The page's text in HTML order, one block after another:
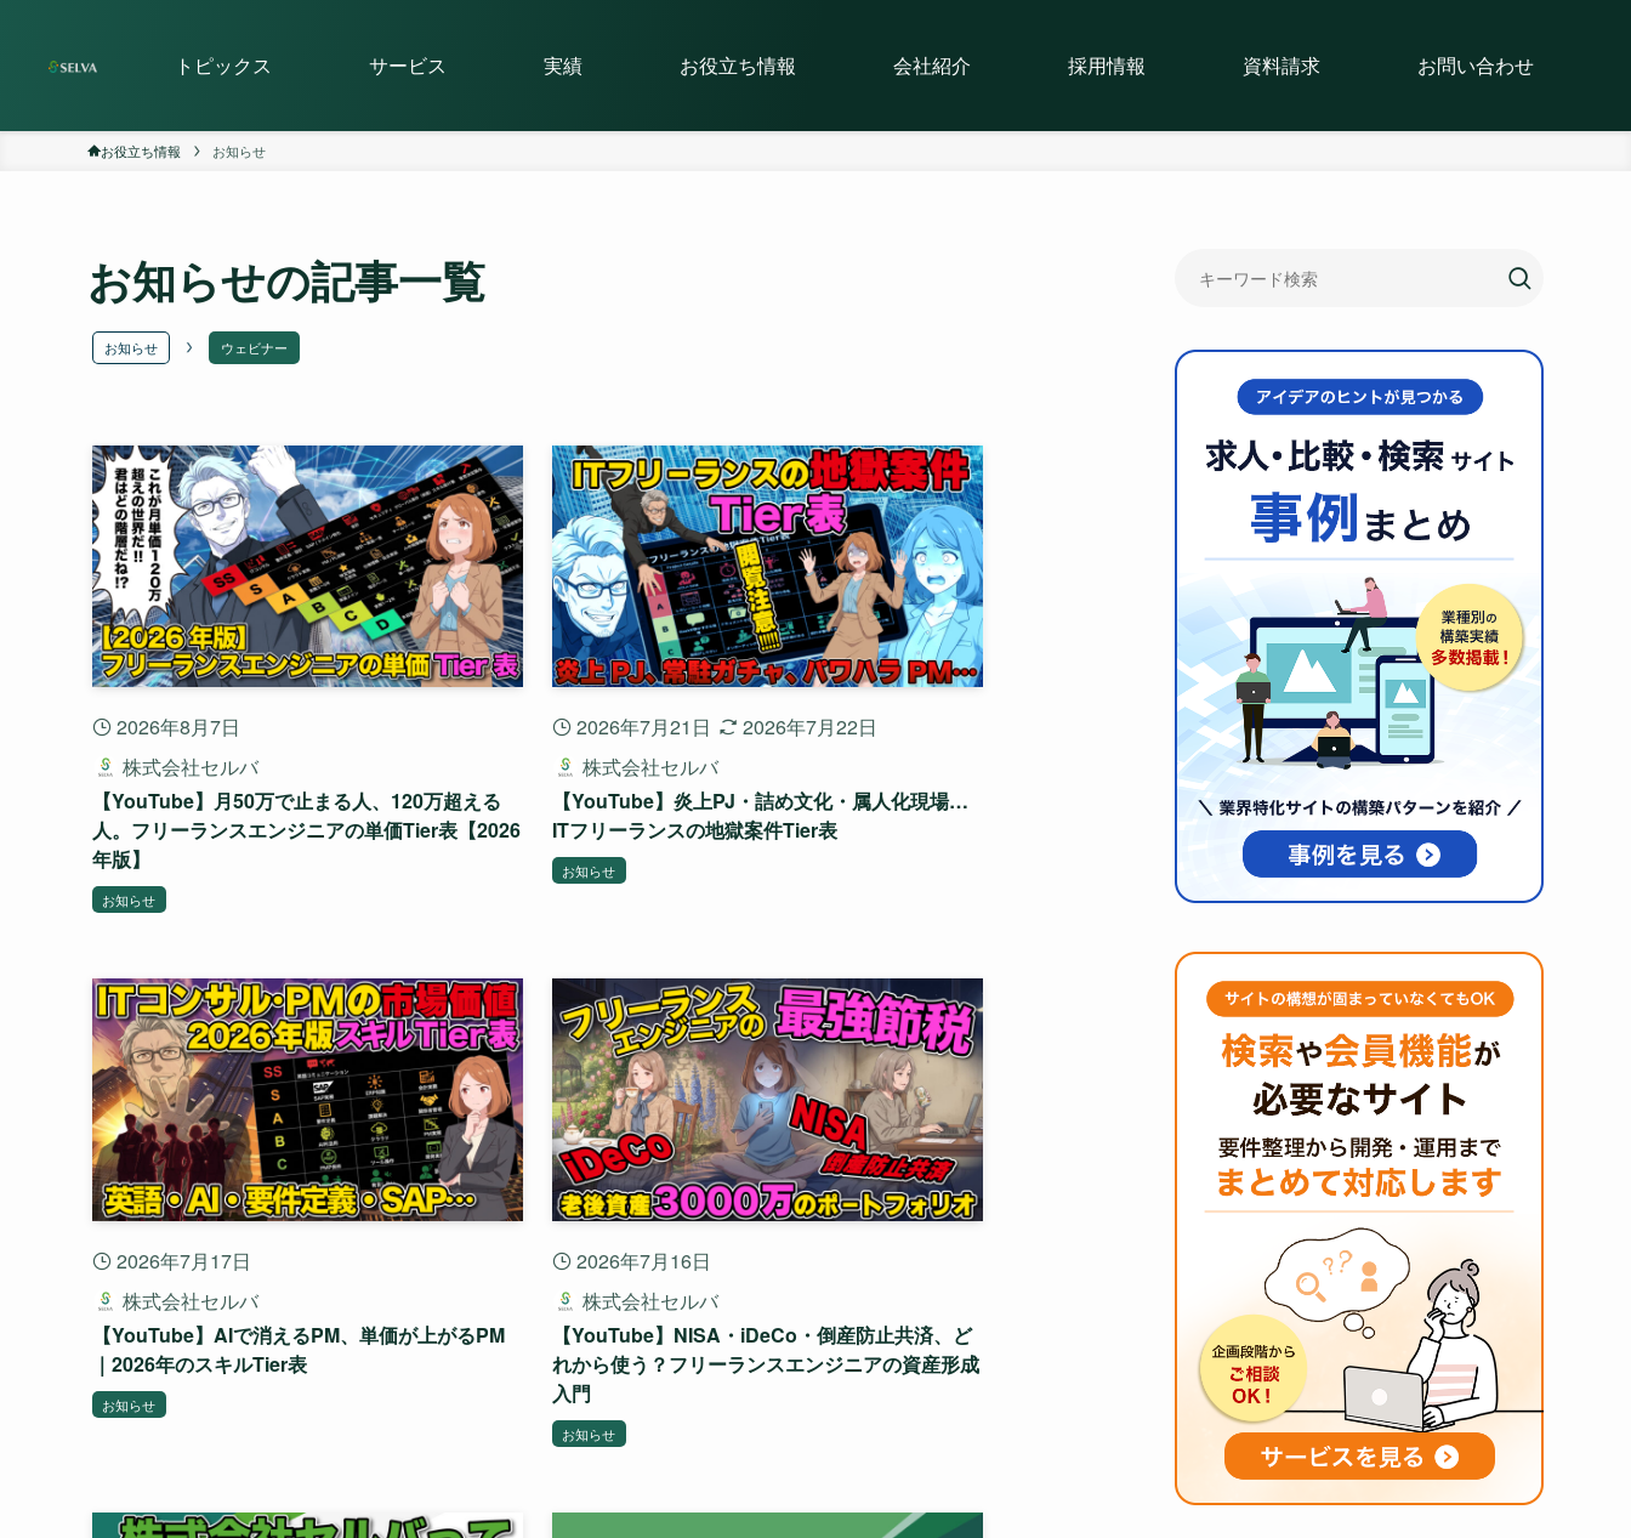
トピックス サービス 実績 お役立ち情報 会社紹介 採用情報 資料請求 お問い合わせ
お役立ち情報 お知らせ
お知らせの記事一覧
お知らせ ウェビナー
2026年8月7日
株式会社セルバ
【YouTube】月50万で止まる人、120万超える
人。フリーランスエンジニアの単価Tier表【2026
年版】
お知らせ
2026年7月21日
2026年7月22日
株式会社セルバ
【YouTube】炎上PJ・詰め文化・属人化現場…
ITフリーランスの地獄案件Tier表
お知らせ
2026年7月17日
株式会社セルバ
【YouTube】AIで消えるPM、単価が上がるPM
｜2026年のスキルTier表
お知らせ
2026年7月16日
株式会社セルバ
【YouTube】NISA・iDeCo・倒産防止共済、ど
れから使う？フリーランスエンジニアの資産形成
入門
お知らせ